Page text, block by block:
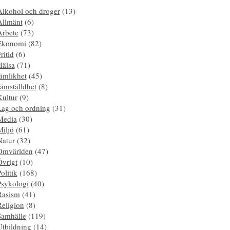
och droger(13)
(6)
(73)
(82)
(6)
(71)
(45)
(8)
(9)
och ordning (31)
(30)
(61)
(32)
(47)
(10)
(168)
(40)
(41)
(8)
(119)
(14)